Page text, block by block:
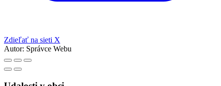
Zdieľať na sieti X
Autor: Správce Webu